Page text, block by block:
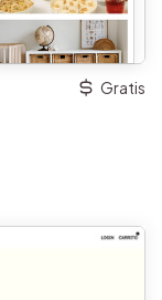
Gratis